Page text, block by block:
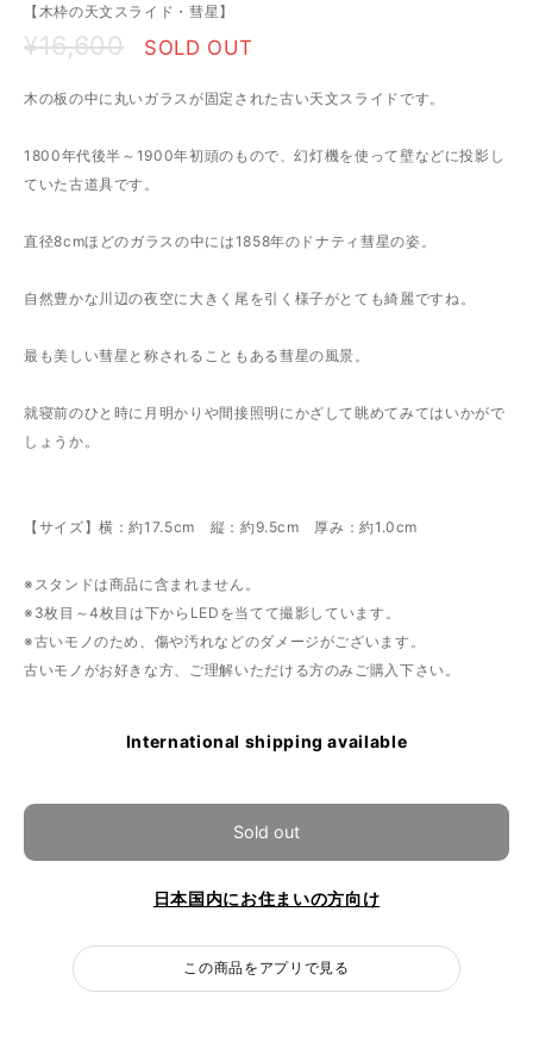
【木枠の天文スライド・彗星】
¥16,600 SOLD OUT
木の板の中に丸いガラスが固定された古い天文スライドです。
1800年代後半～1900年初頭のもので、幻灯機を使って壁などに投影し
ていた古道具です。
直径8cmほどのガラスの中には1858年のドナティ彗星の姿。
自然豊かな川辺の夜空に大きく尾を引く様子がとても綺麗ですね。
最も美しい彗星と称されることもある彗星の風景。
就寝前のひと時に月明かりや間接照明にかざして眺めてみてはいかがで
しょうか。
【サイズ】横：約17.5cm 縦：約9.5cm 厚み：約1.0cm
※スタンドは商品に含まれません。
※3枚目～4枚目は下からLEDを当てて撮影しています。
※古いモノのため、傷や汚れなどのダメージがございます。
古いモノがお好きな方、ご理解いただける方のみご購入下さい。
International shipping available
Sold out
日本国内にお住まいの方向け
この商品をアプリで見る